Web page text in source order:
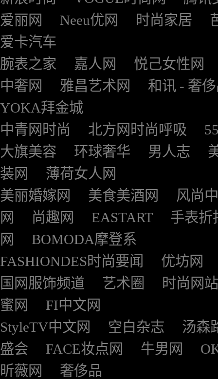
爱丽网
Neeu优网 时尚家居
爱卡汽车
腕表之家
嘉人网
悦己女性网
中奢网
雅昌艺术网
和讯 - 奢
YOKA拜金城
中青网时尚
北方网时尚呼吸
大旗美容
环球奢华 男人志
装网
薄荷女人网
美丽婚嫁网
美食美酒网
风尚
网
尚趣网 EASTART
手表折
网
BOMODA摩登系
FASHIONDES时尚要闻
优坊网
国网服饰频道
艺术圈
时尚网站
蜜网
FI中文网
StyleTV中文网
空白杂志
汤森
盛会
FACE妆点网 牛男网
昕薇网
奢侈品